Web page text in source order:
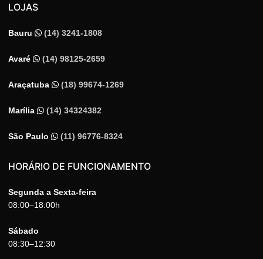
LOJAS
Bauru (14) 3241-1808
Avaré (14) 98125-2659
Araçatuba (18) 99674-1269
Marília (14) 34324382
São Paulo (11) 96776-8324
HORÁRIO DE FUNCIONAMENTO
Segunda a Sexta-feira
08:00–18:00h
Sábado
08:30–12:30